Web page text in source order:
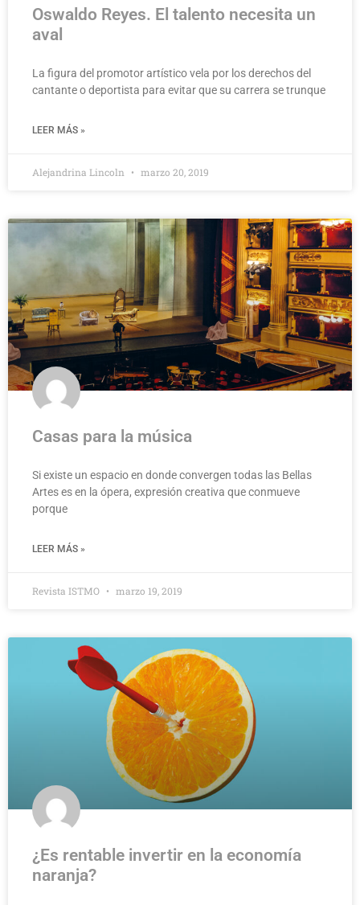
Oswaldo Reyes. El talento necesita un
aval
La figura del promotor artístico vela por los derechos del
cantante o deportista para evitar que su carrera se trunque
LEER MÁS »
Alejandrina Lincoln marzo 20, 2019
Casas para la música
Si existe un espacio en donde convergen todas las Bellas
Artes es en la ópera, expresión creativa que conmueve
porque
LEER MÁS »
Revista ISTMO marzo 19, 2019
¿Es rentable invertir en la economía
naranja?